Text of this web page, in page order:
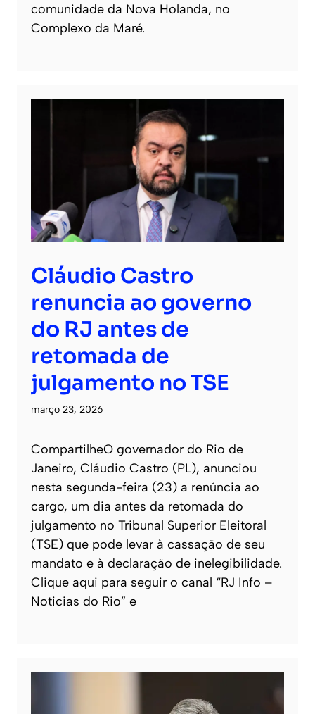
comunidade da Nova Holanda, no
Complexo da Maré.
Cláudio Castro
renuncia ao governo
do RJ antes de
retomada de
julgamento no TSE
março 23, 2026
CompartilheO governador do Rio de
Janeiro, Cláudio Castro (PL), anunciou
nesta segunda-feira (23) a renúncia ao
cargo, um dia antes da retomada do
julgamento no Tribunal Superior Eleitoral
(TSE) que pode levar à cassação de seu
mandato e à declaração de inelegibilidade.
Clique aqui para seguir o canal “RJ Info –
Noticias do Rio” e